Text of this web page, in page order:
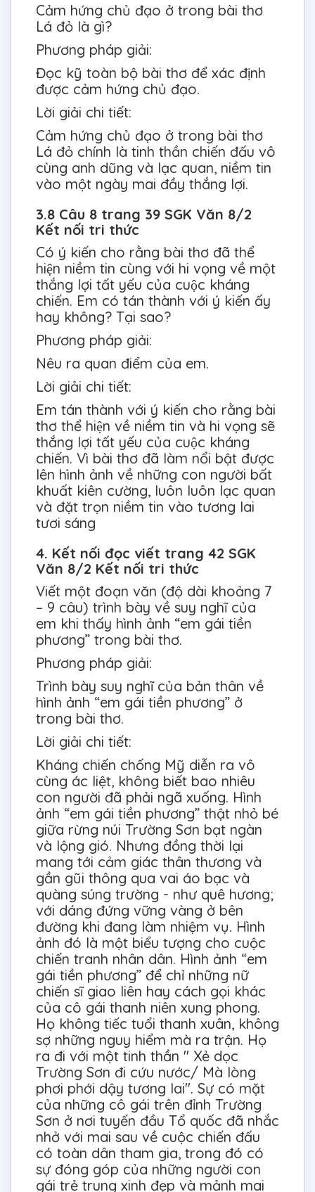
Cảm hứng chủ đạo ở trong bài thơ
Lá đỏ là gì?
Phương pháp giải:
Đọc kỹ toàn bộ bài thơ để xác định
được cảm hứng chủ đạo.
Lời giải chi tiết:
Cảm hứng chủ đạo ở trong bài thơ
Lá đỏ chính là tinh thần chiến đấu vô
cùng anh dũng và lạc quan, niềm tin
vào một ngày mai đầy thắng lợi.
3.8 Câu 8 trang 39 SGK Văn 8/2
Kết nối tri thức
Có ý kiến cho rằng bài thơ đã thể
hiện niềm tin cùng với hi vọng về một
thắng lợi tất yếu của cuộc kháng
chiến. Em có tán thành với ý kiến ấy
hay không? Tại sao?
Phương pháp giải:
Nêu ra quan điểm của em.
Lời giải chi tiết:
Em tán thành với ý kiến cho rằng bài
thơ thể hiện về niềm tin và hi vọng sẽ
thắng lợi tất yếu của cuộc kháng
chiến. Vì bài thơ đã làm nổi bật được
lên hình ảnh về những con người bất
khuất kiên cường, luôn luôn lạc quan
và đặt trọn niềm tin vào tương lai
tươi sáng
4. Kết nối đọc viết trang 42 SGK
Văn 8/2 Kết nối tri thức
Viết một đoạn văn (độ dài khoảng 7
– 9 câu) trình bày về suy nghĩ của
em khi thấy hình ảnh “em gái tiền
phương” trong bài thơ.
Phương pháp giải:
Trình bày suy nghĩ của bản thân về
hình ảnh “em gái tiền phương” ở
trong bài thơ.
Lời giải chi tiết:
Kháng chiến chống Mỹ diễn ra vô
cùng ác liệt, không biết bao nhiêu
con người đã phải ngã xuống. Hình
ảnh “em gái tiền phương” thật nhỏ bé
giữa rừng núi Trường Sơn bạt ngàn
và lộng gió. Nhưng đồng thời lại
mang tới cảm giác thân thương và
gần gũi thông qua vai áo bạc và
quàng súng trường - như quê hương;
với dáng đứng vững vàng ở bên
đường khi đang làm nhiệm vụ. Hình
ảnh đó là một biểu tượng cho cuộc
chiến tranh nhân dân. Hình ảnh “em
gái tiền phương” để chỉ những nữ
chiến sĩ giao liên hay cách gọi khác
của cô gái thanh niên xung phong.
Họ không tiếc tuổi thanh xuân, không
sợ những nguy hiểm mà ra trận. Họ
ra đi với một tinh thần " Xẻ dọc
Trường Sơn đi cứu nước/ Mà lòng
phơi phới dậy tương lai". Sự có mặt
của những cô gái trên đỉnh Trường
Sơn ở nơi tuyến đầu Tổ quốc đã nhắc
nhở với mai sau về cuộc chiến đấu
có toàn dân tham gia, trong đó có
sự đóng góp của những người con
gái trẻ trung xinh đẹp và mảnh mai